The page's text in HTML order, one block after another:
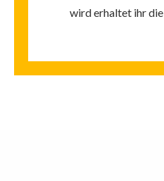
wird erhaltet ihr